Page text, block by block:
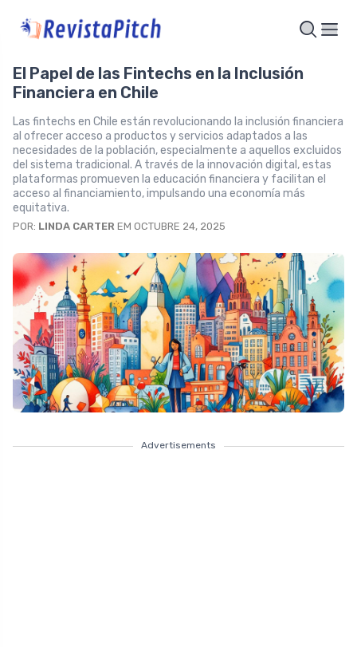
El Papel de las Fintechs en la Inclusión
Financiera en Chile
Las fintechs en Chile están revolucionando la inclusión financiera
al ofrecer acceso a productos y servicios adaptados a las
necesidades de la población, especialmente a aquellos excluidos
del sistema tradicional. A través de la innovación digital, estas
plataformas promueven la educación financiera y facilitan el
acceso al financiamiento, impulsando una economía más
equitativa.
POR: LINDA CARTER EM OCTUBRE 24, 2025
Advertisements